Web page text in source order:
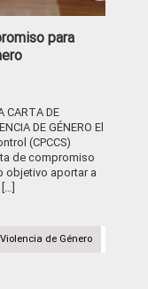
para
CARTA DE
DE GÉNERO El
(CPCCS)
de compromiso
objetivo aportar a
Violencia de Género